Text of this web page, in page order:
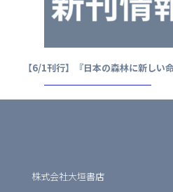
【6/1刊行】『日本の森林に新しい
株式会社大垣書店